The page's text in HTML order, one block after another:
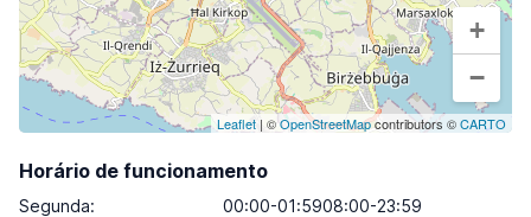
+
−
Leaflet | ©OpenStreetMapcontributors ©CARTO
Horário de funcionamento
Segunda:
00:00-01:5908:00-23:59